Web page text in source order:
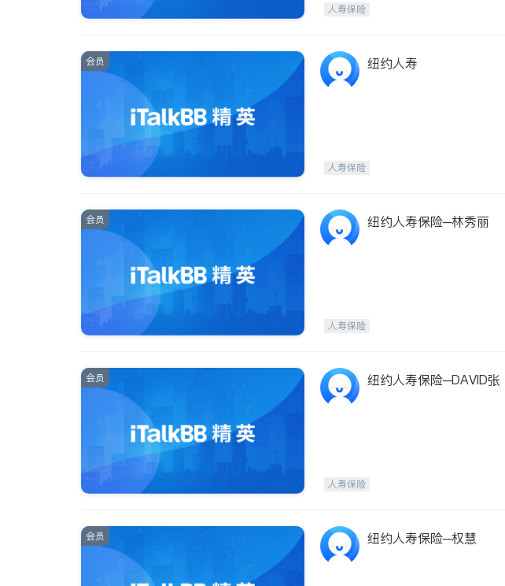
人寿保险
会员 纽约人寿
人寿保险
会员 纽约人寿保险─林秀丽
人寿保险
会员 纽约人寿保险─DAVID张
人寿保险
会员 纽约人寿保险─权慧